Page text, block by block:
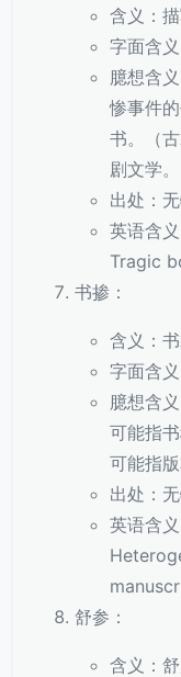
含义：
字面含义
臆想含
惨事件
书。（
剧文学。
出处：
英语含
Tragic
书掺：
含义：
字面含义
臆想含
可能指
可能指
出处：
英语含
舒参：
含义：